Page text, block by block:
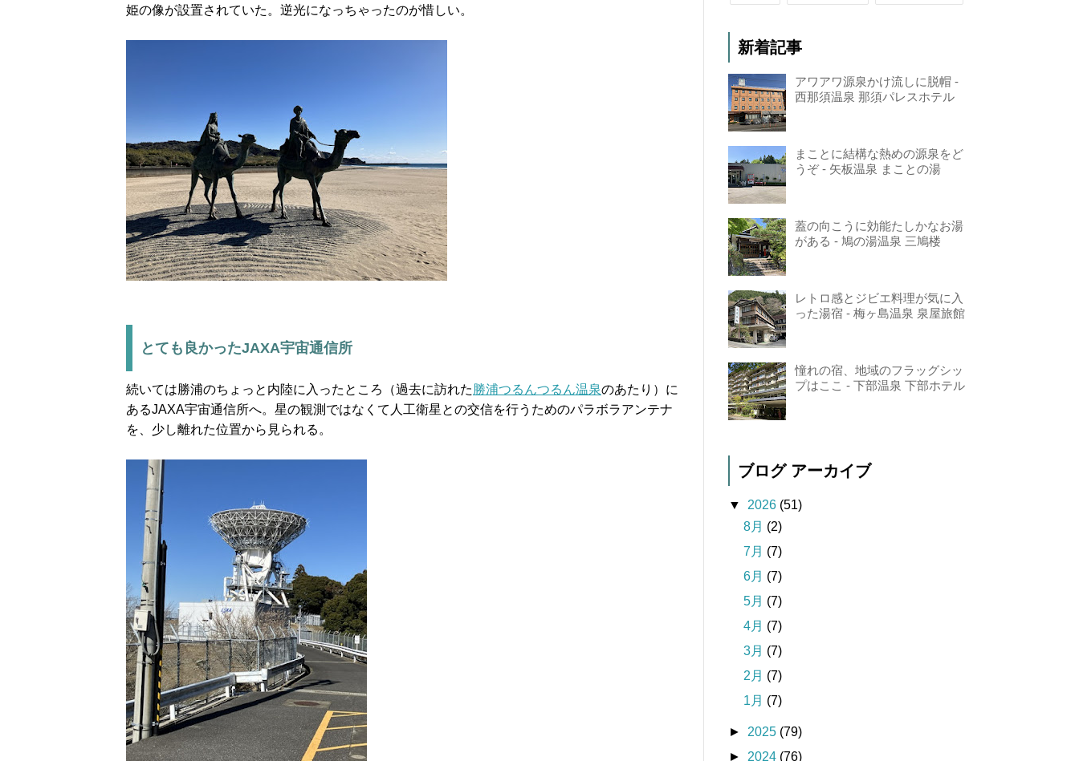
姫の像が設置されていた。逆光になっちゃったのが惜しい。
とても良かったJAXA宇宙通信所
続いては勝浦のちょっと内陸に入ったところ（過去に訪れた勝浦つるんつるん温泉のあたり）に
あるJAXA宇宙通信所へ。星の観測ではなくて人工衛星との交信を行うためのパラボラアンテナ
を、少し離れた位置から見られる。
新着記事
アワアワ源泉かけ流しに脱帽 -
西那須温泉 那須パレスホテル
まことに結構な熱めの源泉をど
うぞ - 矢板温泉 まことの湯
蓋の向こうに効能たしかなお湯
がある - 鳩の湯温泉 三鳩楼
レトロ感とジビエ料理が気に入
った湯宿 - 梅ヶ島温泉 泉屋旅館
憧れの宿、地域のフラッグシッ
プはここ - 下部温泉 下部ホテル
ブログ アーカイブ
▼ 2026 (51)
8月 (2)
7月 (7)
6月 (7)
5月 (7)
4月 (7)
3月 (7)
2月 (7)
1月 (7)
► 2025 (79)
► 2024 (76)